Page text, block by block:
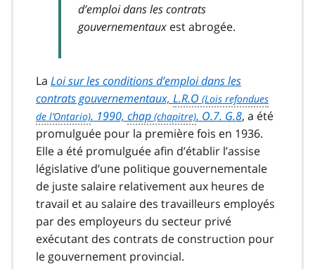
d’emploi dans les contrats
gouvernementaux est abrogée.
La Loi sur les conditions d’emploi dans les
contrats gouvernementaux, L.R.O
. 1990, chap . O.7. G.8, a été
promulguée pour la première fois en 1936.
Elle a été promulguée afin d’établir l’assise
législative d’une politique gouvernementale
de juste salaire relativement aux heures de
travail et au salaire des travailleurs employés
par des employeurs du secteur privé
exécutant des contrats de construction pour
le gouvernement provincial.